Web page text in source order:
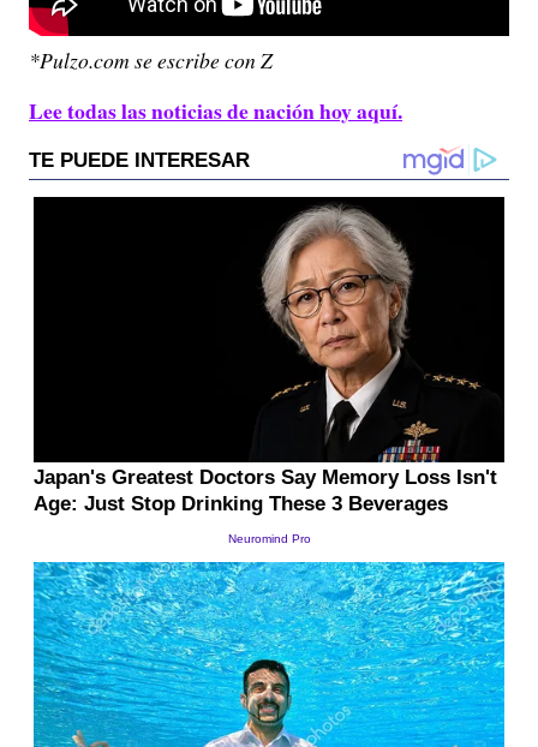
*Pulzo.com se escribe con Z
Lee todas las noticias de nación hoy aquí.